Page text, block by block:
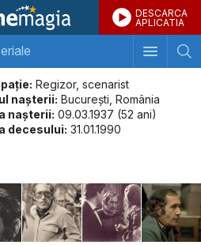
DESCARCA
APLICATIA
Regizor, scenarist
naşterii: Bucureşti, România
naşterii: 09.03.1937 (52 ani)
decesului: 31.01.1990